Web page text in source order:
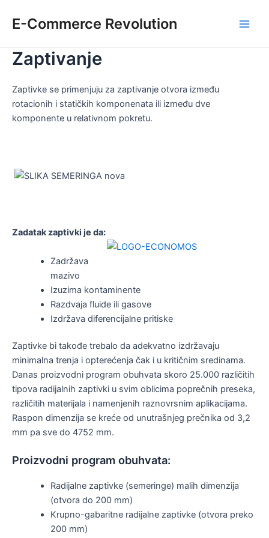
E-Commerce Revolution
Zaptivanje
Zaptivke se primenjuju za zaptivanje otvora između
rotacionih i statičkih komponenata ili između dve
komponente u relativnom pokretu.
Zadatak zaptivki je da:
Zadržava
mazivo
Izuzima kontaminente
Razdvaja fluide ili gasove
Izdržava diferencijalne pritiske
Zaptivke bi takođe trebalo da adekvatno izdržavaju
minimalna trenja i opterećenja čak i u kritičnim sredinama.
Danas proizvodni program obuhvata skoro 25.000 različitih
tipova radijalnih zaptivki u svim oblicima poprečnih preseka,
različitih materijala i namenjenih raznovrsnim aplikacijama.
Raspon dimenzija se kreće od unutrašnjeg prečnika od 3,2
mm pa sve do 4752 mm.
Proizvodni program obuhvata:
Radijalne zaptivke (semeringe) malih dimenzija
(otvora do 200 mm)
Krupno-gabaritne radijalne zaptivke (otvora preko
200 mm)